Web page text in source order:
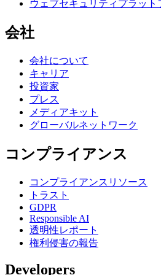
ウェブセキュリティプラット
会社
会社について
キャリア
投資家
プレス
メディアキット
グローバルネットワーク
コンプライアンス
コンプライアンスリソース
トラスト
GDPR
Responsible AI
透明性レポート
権利侵害の報告
Developers